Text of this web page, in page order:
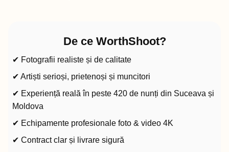
De ce WorthShoot?
✔ Fotografii realiste și de calitate
✔ Artiști serioși, prietenoși și muncitori
✔ Experiență reală în peste 420 de nunți din Suceava și
Moldova
✔ Echipamente profesionale foto & video 4K
✔ Contract clar și livrare sigură